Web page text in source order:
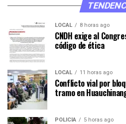
LOCAL 8 horas ago
CNDH exige al
código de ética
LOCAL 11 horas ago
Conflicto vial por
tramo en
POLICÍA 5 horas ago